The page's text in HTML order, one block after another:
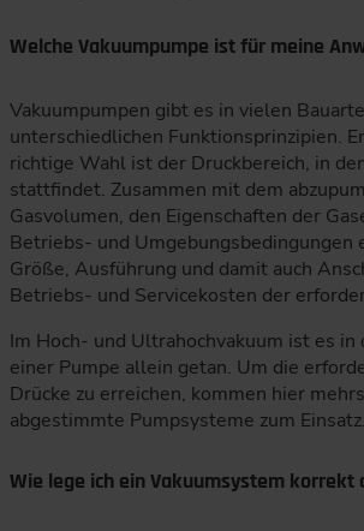
Welche Vakuumpumpe ist für meine
Vakuumpumpen gibt es in vielen
unterschiedlichen Funktionsprinzipien.
richtige Wahl ist der Druckbereich, in
stattfindet. Zusammen mit dem
Gasvolumen, den Eigenschaften der
Betriebs- und Umgebungsbedingungen
Größe, Ausführung und damit auch
Betriebs- und Servicekosten der
Im Hoch- und Ultrahochvakuum ist es
einer Pumpe allein getan. Um die
Drücke zu erreichen, kommen hier
abgestimmte Pumpsysteme zum Einsatz.
Wie lege ich ein Vakuumsystem korrekt